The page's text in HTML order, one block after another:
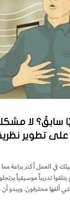
سابقٌ؟ لا
على تطوير
في العمل أكثر براعة
تدريباً موسيقياً
ألفها محترفون. ويبدو